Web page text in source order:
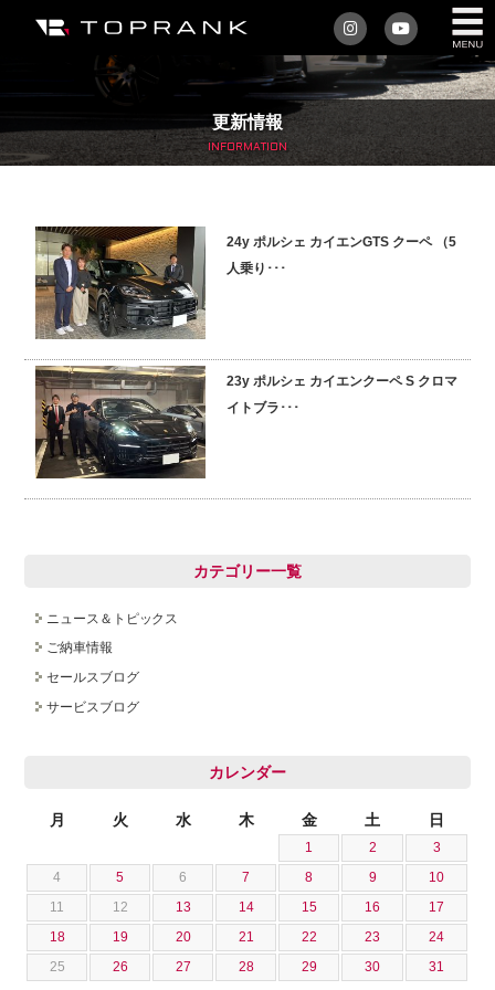
私たちについて
車を買う
アフターサービス
車を売る
店舗/スタッフ情報
インフォメーション
トップランク・マガジン
更新情報
INFORMATION
24y ポルシェ カイエンGTS クーペ （5
人乗り･･･
23y ポルシェ カイエンクーペ S クロマ
イトブラ･･･
カテゴリー一覧
ニュース＆トピックス
ご納車情報
セールスブログ
サービスブログ
カレンダー
月 火 水 木 金 土 日
1 2
3
4
5 6 7 8 9
10
11
12 13 14 15 16
17
18
19 20 21 22 23
24
25
26 27 28 29 30 31